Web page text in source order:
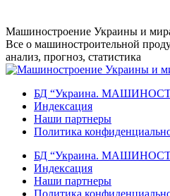
Перейти
к
содержанию
Машиностроение Украины и
Все о машиностроительной
анализ, прогноз, статистика
БД “Украина.
Индекcация
Наши партнеры
Политика
БД “Украина.
Индекcация
Наши партнеры
Политика